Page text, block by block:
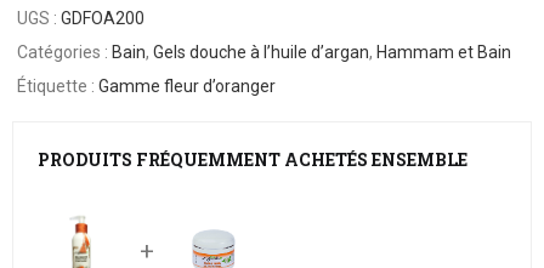
UGS :GDFOA200
Catégories : Bain,Gels douche à l’huile d’argan, Hammam et Bain
Étiquette :Gamme fleur d’oranger
PRODUITS FRÉQUEMMENT ACHETÉS ENSEMBLE
+